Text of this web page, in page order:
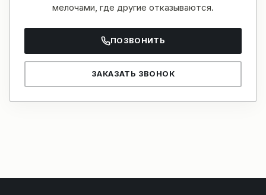
мелочами, где другие отказываются.
ПОЗВОНИТЬ
ЗАКАЗАТЬ ЗВОНОК